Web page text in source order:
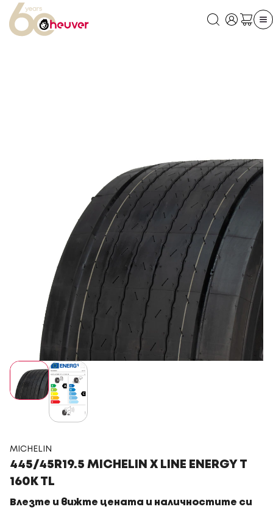
MICHELIN
445/45R19.5 MICHELIN X LINE ENERGY T
160K TL
Влезте и вижте цената и наличностите си